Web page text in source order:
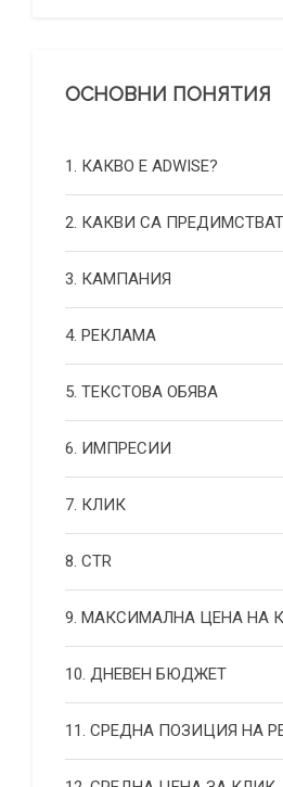
ОСНОВНИ ПОНЯТИЯ
1. КАКВО Е ADWISE?
2. КАКВИ СА
3. КАМПАНИЯ
4. РЕКЛАМА
5. ТЕКСТОВА ОБЯВА
6. ИМПРЕСИИ
7. КЛИК
8. CTR
9. МАКСИМАЛНА ЦЕНА НА
10. ДНЕВЕН БЮДЖЕТ
11. СРЕДНА ПОЗИЦИЯ НА